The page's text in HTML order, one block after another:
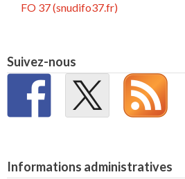
FO 37 (snudifo37.fr)
Suivez-nous
Informations administratives